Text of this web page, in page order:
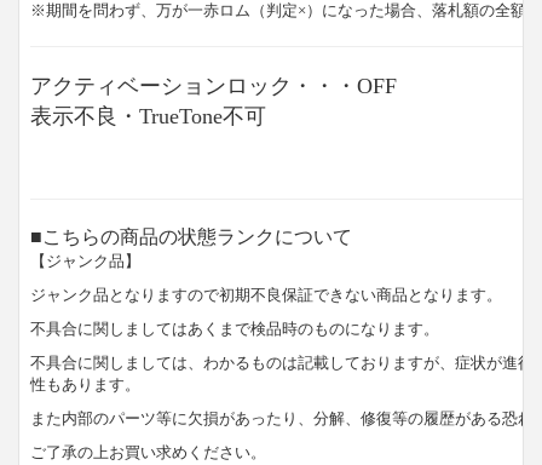
※期間を問わず、万が一赤ロム（判定×）になった場合、落札額の全額
アクティベーションロック・・・OFF
表示不良・TrueTone不可
■こちらの商品の状態ランクについて
【ジャンク品】
ジャンク品となりますので初期不良保証できない商品となります。
不具合に関しましてはあくまで検品時のものになります。
不具合に関しましては、わかるものは記載しておりますが、症状が進
性もあります。
また内部のパーツ等に欠損があったり、分解、修復等の履歴がある恐れ
ご了承の上お買い求めください。